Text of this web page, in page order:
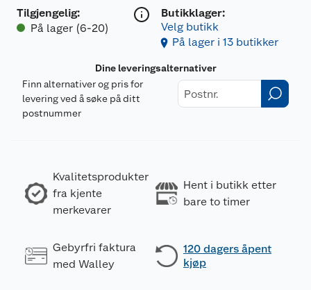
Tilgjengelig:
På lager (6-20)
Butikklager:
Velg butikk
På lager i 13 butikker
Dine leveringsalternativer
Finn alternativer og pris for
levering ved å søke på ditt
postnummer
Kvalitetsprodukter
fra kjente
merkevarer
Hent i butikk etter
bare to timer
Gebyrfri faktura
med Walley
120 dagers åpent
kjøp